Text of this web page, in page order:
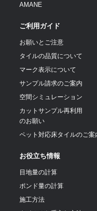
AMANE
ご利用ガイド
お願いとご注意
タイルの品質について
マーク表示について
サンプル請求のご案内
空間シミュレーション
カットサンプル再利用
のお願い
ペット対応床タイルのご案
お役立ち情報
目地量の計算
ポンド量の計算
施工方法